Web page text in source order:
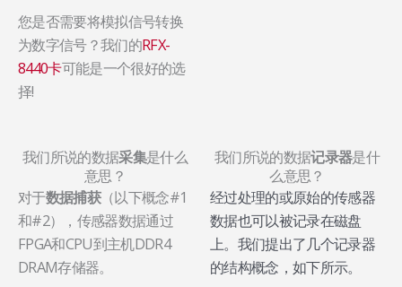
您是否需要将模拟信号转换
为数字信号？我们的RFX-
8440卡可能是一个很好的选
择!
我们所说的数据采集是什么
意思？
对于数据捕获（以下概念#1
和#2），传感器数据通过
FPGA和CPU到主机DDR4
DRAM存储器。
我们所说的数据记录器是什
么意思？
经过处理的或原始的传感器
数据也可以被记录在磁盘
上。我们提出了几个记录器
的结构概念，如下所示。